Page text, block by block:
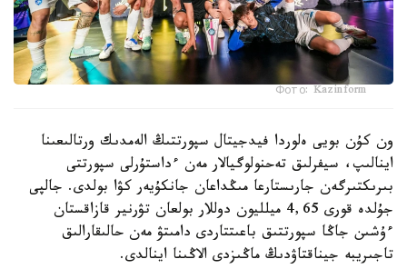
Фото: Kazinform
ون كۇن بويى ەلوردا فيدجيتال سپورتتىڭ الەمدىك ورتالىعىنا
اينالىپ، سيفرلىق تەحنولوگيالار مەن ءداستۇرلى سپورتتى
بىرىكتىرگەن جارىستارعا مىڭداعان جانكۇيەر كۋا بولدى. جالپى
جۇلدە قورى 4,65 ميلليون دوللار بولعان تۋرنير قازاقستان
ءۇشىن جاڭا سپورتتىق باعىتتاردى دامىتۋ مەن حالىقارالىق
تاجىريبە جيناقتاۋدىڭ ماڭىزدى الاڭىنا اينالدى.